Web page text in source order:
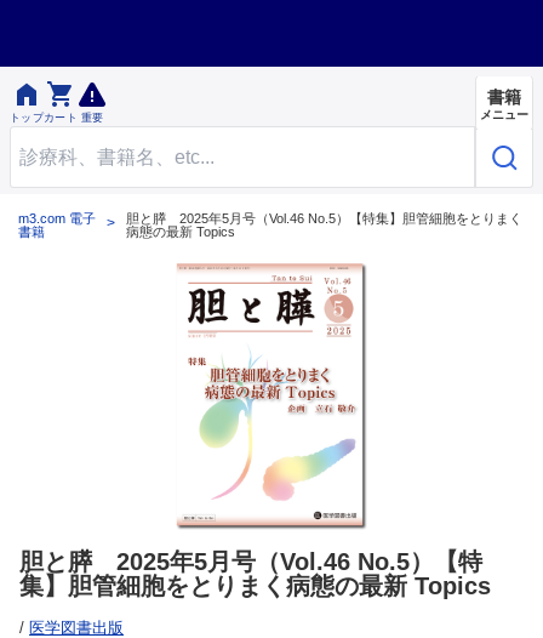

トップ

カート 重要
書籍
メニュー
m3.com 電子
書籍
胆と膵 2025年5月号（Vol.46 No.5）【特集】胆管細胞をとりまく
病態の最新 Topics
胆と膵 2025年5月号（Vol.46 No.5）【特
集】胆管細胞をとりまく病態の最新 Topics
/ 医学図書出版